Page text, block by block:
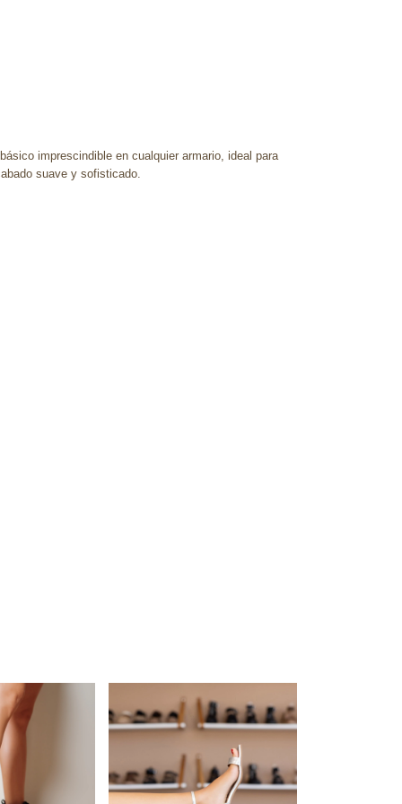
imprescindible en cualquier armario, ideal para
suave y sofisticado.